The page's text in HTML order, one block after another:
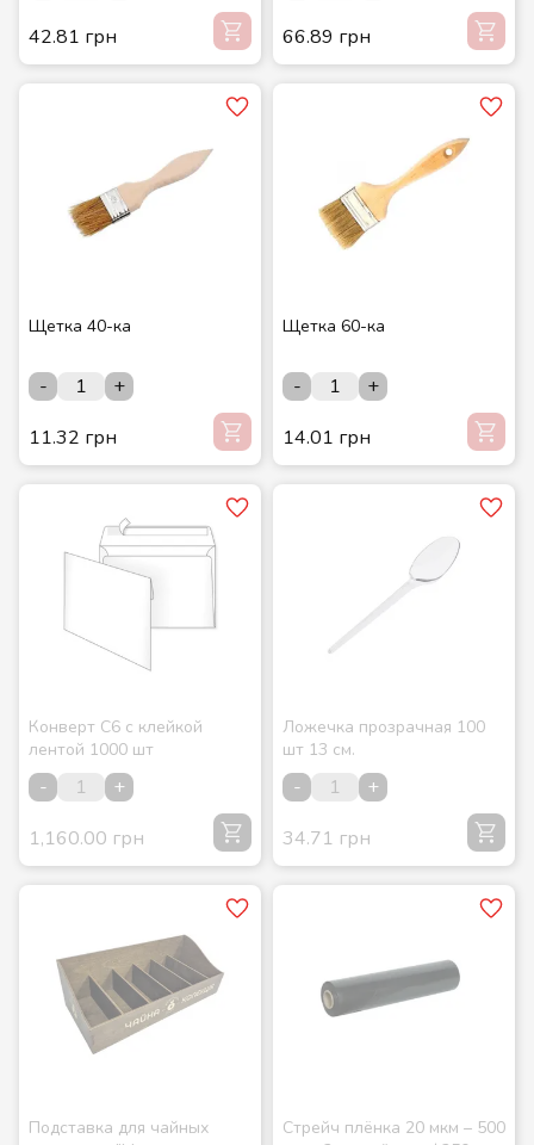
42.81 грн
66.89 грн
Щетка 40-ка
-
+
11.32 грн
Щетка 60-ка
-
+
14.01 грн
Конверт С6 с клейкой
лентой 1000 шт
-
+
1,160.00 грн
Ложечка прозрачная 100
шт 13 см.
-
+
34.71 грн
Подставка для чайных
Стрейч плёнка 20 мкм – 500